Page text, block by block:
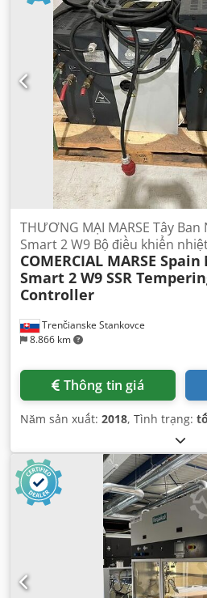
Trenčianske Stankovce
8.866 km
THƯƠNG MẠI MARSE Tây Ban
Smart 2 W9 Bộ điều khiển
COMERCIAL MARSE Spain
Smart 2 W9 SSR
Controller
Thông tin giá
Năm sản xuất: 2018, Tình trạng: